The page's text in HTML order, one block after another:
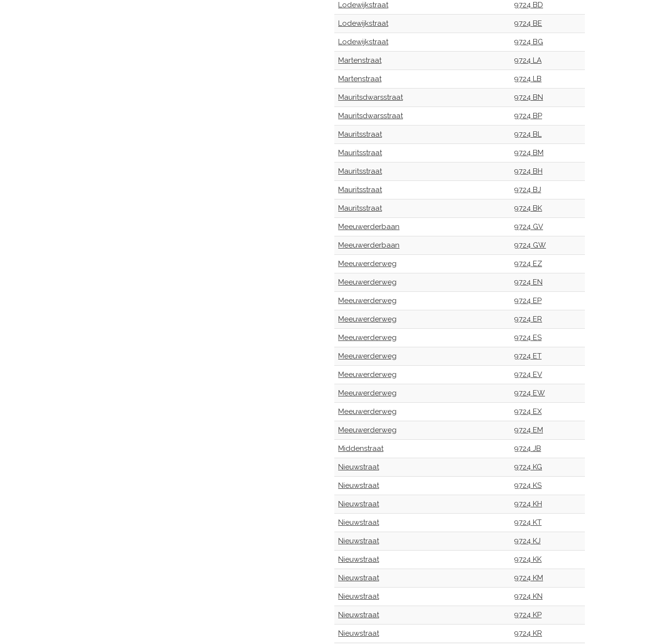
Lodewijkstraat 9724 BD
Lodewijkstraat 9724 BE
Lodewijkstraat 9724 BG
Martenstraat 9724 LA
Martenstraat 9724 LB
Mauritsdwarsstraat 9724 BN
Mauritsdwarsstraat 9724 BP
Mauritsstraat 9724 BL
Mauritsstraat 9724 BM
Mauritsstraat 9724 BH
Mauritsstraat 9724 BJ
Mauritsstraat 9724 BK
Meeuwerderbaan 9724 GV
Meeuwerderbaan 9724 GW
Meeuwerderweg 9724 EZ
Meeuwerderweg 9724 EN
Meeuwerderweg 9724 EP
Meeuwerderweg 9724 ER
Meeuwerderweg 9724 ES
Meeuwerderweg 9724 ET
Meeuwerderweg 9724 EV
Meeuwerderweg 9724 EW
Meeuwerderweg 9724 EX
Meeuwerderweg 9724 EM
Middenstraat 9724 JB
Nieuwstraat 9724 KG
Nieuwstraat 9724 KS
Nieuwstraat 9724 KH
Nieuwstraat 9724 KT
Nieuwstraat 9724 KJ
Nieuwstraat 9724 KK
Nieuwstraat 9724 KM
Nieuwstraat 9724 KN
Nieuwstraat 9724 KP
Nieuwstraat 9724 KR